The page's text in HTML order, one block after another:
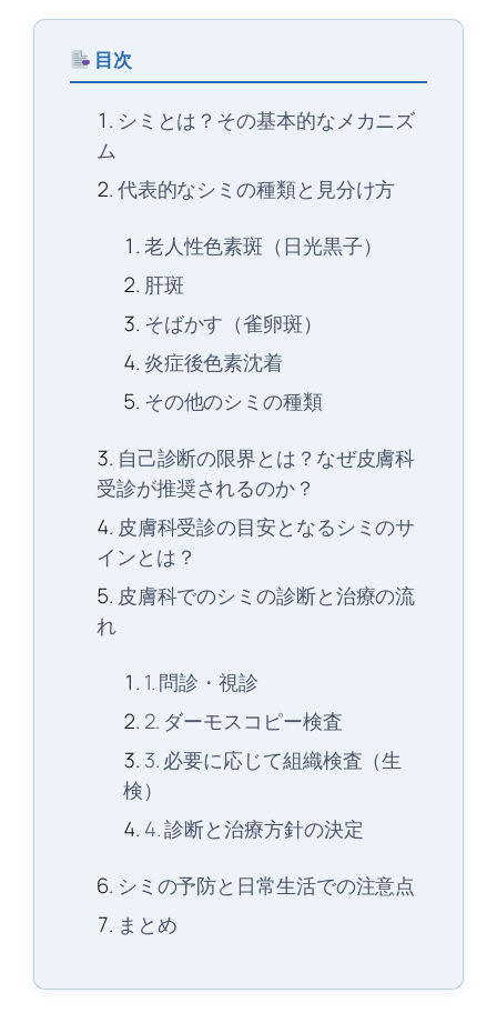
目次
シミとは？その基本的なメカニズ
ム
代表的なシミの種類と見分け方
老人性色素斑（日光黒子）
肝斑
そばかす（雀卵斑）
炎症後色素沈着
その他のシミの種類
自己診断の限界とは？なぜ皮膚科
受診が推奨されるのか？
皮膚科受診の目安となるシミのサ
インとは？
皮膚科でのシミの診断と治療の流
れ
1. 問診・視診
2. ダーモスコピー検査
3. 必要に応じて組織検査（生
検）
4. 診断と治療方針の決定
シミの予防と日常生活での注意点
まとめ